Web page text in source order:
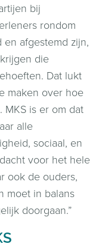
bij
rondom
afgestemd zijn,
die
Dat lukt
maken over hoe
is er om dat
alle
sociaal, en
voor het hele
ook de ouders,
moet in balans
doorgaan.”